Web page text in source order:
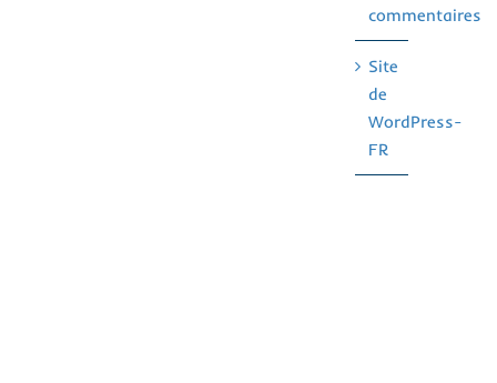
commentaires
Site
de
WordPress-
FR